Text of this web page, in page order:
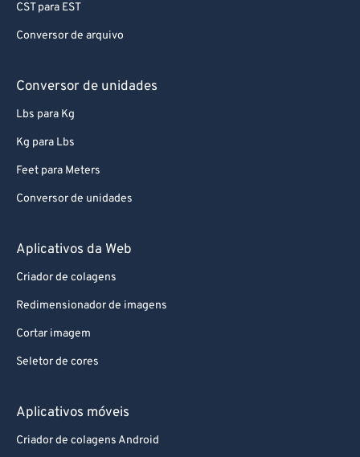
CST para EST
Conversor de arquivo
Conversor de unidades
Lbs para Kg
Kg para Lbs
Feet para Meters
Conversor de unidades
Aplicativos da Web
Criador de colagens
Redimensionador de imagens
Cortar imagem
Seletor de cores
Aplicativos móveis
Criador de colagens Android